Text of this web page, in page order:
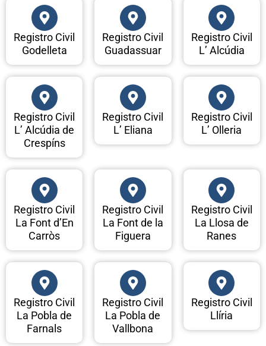
Registro Civil
Godelleta
Registro Civil
Guadassuar
Registro Civil
L’ Alcúdia
Registro Civil
L’ Alcúdia de
Crespíns
Registro Civil
L’ Eliana
Registro Civil
L’ Olleria
Registro Civil
La Font d’En
Carròs
Registro Civil
La Font de la
Figuera
Registro Civil
La Llosa de
Ranes
Registro Civil
La Pobla de
Farnals
Registro Civil
La Pobla de
Vallbona
Registro Civil
Llíria